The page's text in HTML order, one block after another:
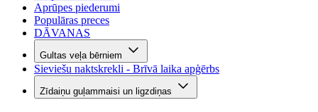
Aprūpes piederumi
Populāras preces
DĀVANAS
Gultas veļa bērniem
Sieviešu naktskrekli - Brīvā laika apģērbs
Zīdaiņu guļammaisi un ligzdiņas